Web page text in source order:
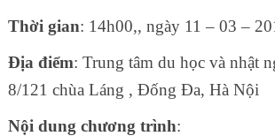
Thời gian: 14h00,, ngày 11 – 03 –
Địa điểm: Trung tâm du học và nhật
8/121 chùa Láng , Đống Đa, Hà Nội
Nội dung chương trình: